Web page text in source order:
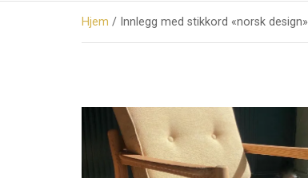
Hjem / Innlegg med stikkord «norsk design»